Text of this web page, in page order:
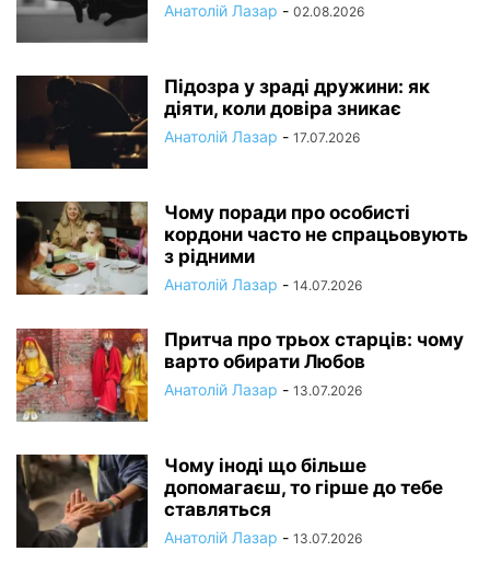
Анатолій Лазар - 02.08.2026
Підозра у зраді дружини: як
діяти, коли довіра зникає
Анатолій Лазар - 17.07.2026
Чому поради про особисті
кордони часто не спрацьовують
з рідними
Анатолій Лазар - 14.07.2026
Притча про трьох старців: чому
варто обирати Любов
Анатолій Лазар - 13.07.2026
Чому іноді що більше
допомагаєш, то гірше до тебе
ставляться
Анатолій Лазар - 13.07.2026